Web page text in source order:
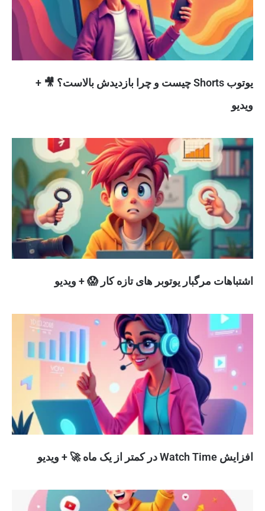
یوتوب Shorts چیست و چرا بازدیدش بالاست؟ 🎥 +
ویدیو
اشتباهات مرگبار یوتوبر های تازه کار 😱 + ویدیو
افزایش Watch Time در کمتر از یک ماه 🚀 + ویدیو